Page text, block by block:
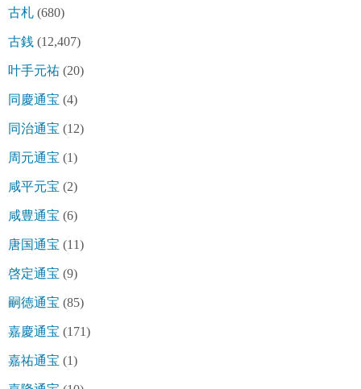
古札 (680)
古銭 (12,407)
叶手元祐 (20)
同慶通宝 (4)
同治通宝 (12)
周元通宝 (1)
咸平元宝 (2)
咸豊通宝 (6)
唐国通宝 (11)
啓定通宝 (9)
嗣徳通宝 (85)
嘉慶通宝 (171)
嘉祐通宝 (1)